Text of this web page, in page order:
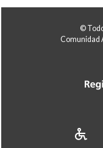
©
Comunidad